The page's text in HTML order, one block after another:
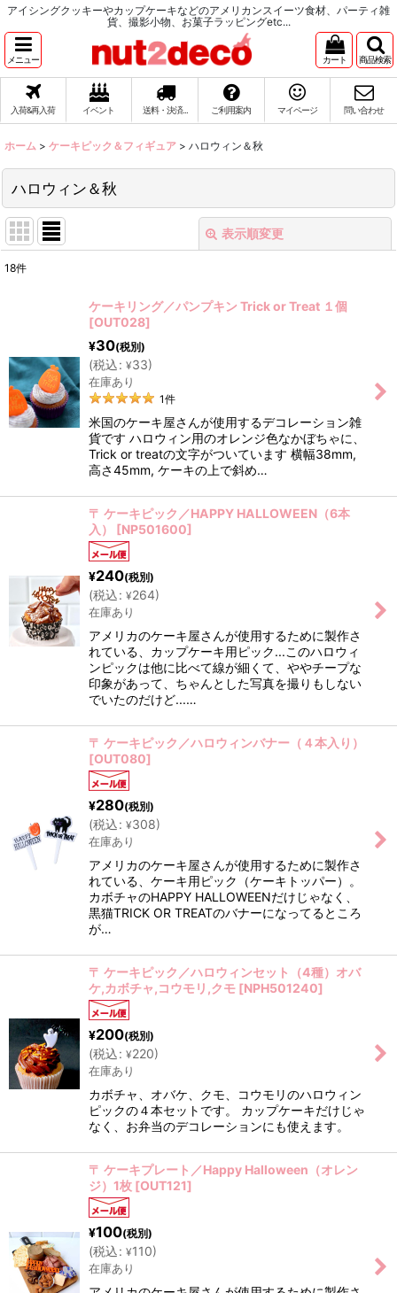
アイシングクッキーやカップケーキなどのアメリカンスイーツ食材、パーティ雑
貨、撮影小物、お菓子ラッピングetc...
メニュー カート 商品検索
入荷&再入荷 イベント 送料・決済... ご利用案内 マイページ 問い合わせ
ホーム > ケーキピック＆フィギュア > ハロウィン＆秋
ハロウィン＆秋
表示順変更
並び順:
18件
ケーキリング／パンプキン Trick or Treat １個
[OUT028]
¥30(税別)
(税込: ¥33)
在庫あり
1件
米国のケーキ屋さんが使用するデコレーション雑
貨です ハロウィン用のオレンジ色なかぼちゃに、
Trick or treatの文字がついています 横幅38mm,
高さ45mm, ケーキの上で斜め…
〒 ケーキピック／HAPPY HALLOWEEN（6本
入）
[NP501600]
¥240(税別)
(税込: ¥264)
在庫あり
アメリカのケーキ屋さんが使用するために製作さ
れている、カップケーキ用ピック...このハロウィ
ンピックは他に比べて線が細くて、ややチープな
印象があって、ちゃんとした写真を撮りもしない
でいたのだけど...…
〒 ケーキピック／ハロウィンバナー（４本入り）
[OUT080]
¥280(税別)
(税込: ¥308)
在庫あり
アメリカのケーキ屋さんが使用するために製作さ
れている、ケーキ用ピック（ケーキトッパー）。
カボチャのHAPPY HALLOWEENだけじゃなく、
黒猫TRICK OR TREATのバナーになってるところ
が…
〒 ケーキピック／ハロウィンセット（4種）オバ
ケ,カボチャ,コウモリ,クモ [NPH501240]
¥200(税別)
(税込: ¥220)
在庫あり
カボチャ、オバケ、クモ、コウモリのハロウィン
ピックの４本セットです。 カップケーキだけじゃ
なく、お弁当のデコレーションにも使えます。
〒 ケーキプレート／Happy Halloween（オレン
ジ）1枚 [OUT121]
¥100(税別)
(税込: ¥110)
在庫あり